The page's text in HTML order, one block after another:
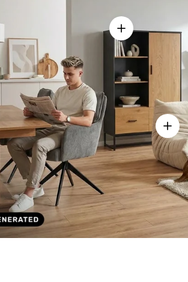
Einzelheiten